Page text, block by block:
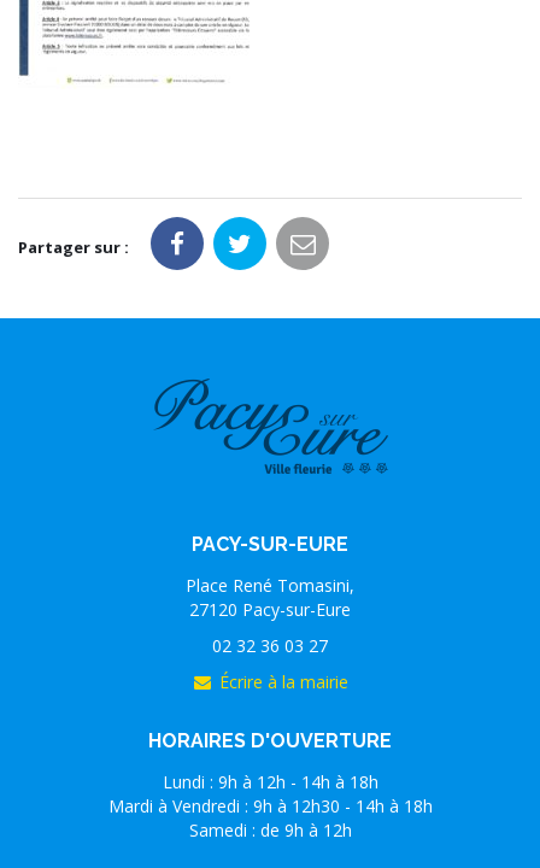
Partager sur :
PACY-SUR-EURE
Place René Tomasini,
27120 Pacy-sur-Eure
02 32 36 03 27
Écrire à la mairie
HORAIRES D'OUVERTURE
Lundi : 9h à 12h - 14h à 18h
Mardi à Vendredi : 9h à 12h30 - 14h à 18h
Samedi : de 9h à 12h